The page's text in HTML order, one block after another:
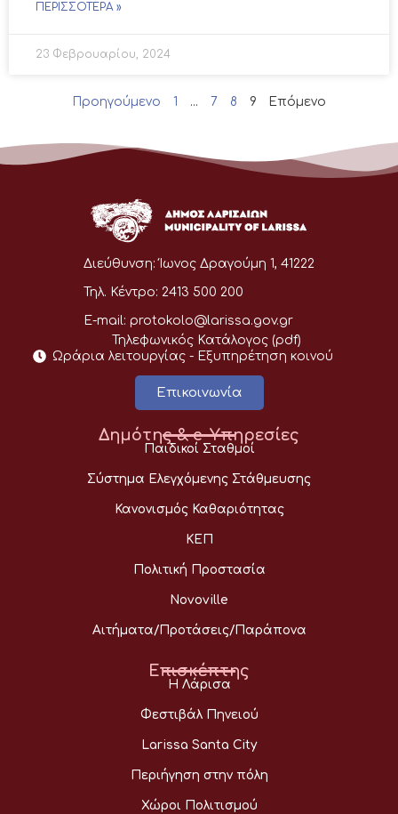
ΠΕΡΙΣΣΌΤΕΡΑ »
23 Φεβρουαρίου, 2024
Προηγούμενο 1 … 7 8 9 Επόμενο
Διεύθυνση: Ίωνος Δραγούμη 1, 41222
Τηλ. Κέντρο: 2413 500 200
E-mail: protokolo@larissa.gov.gr
Τηλεφωνικός Κατάλογος (pdf)
Ωράρια λειτουργίας - Eξυπηρέτηση κοινού
Επικοινωνία
Δημότης & e-Υπηρεσίες
Παιδικοί Σταθμοί
Σύστημα Ελεγχόμενης Στάθμευσης
Κανονισμός Καθαριότητας
ΚΕΠ
Πολιτική Προστασία
Novoville
Αιτήματα/Προτάσεις/Παράπονα
Επισκέπτης
Η Λάρισα
Φεστιβάλ Πηνειού
Larissa Santa City
Περιήγηση στην πόλη
Χώροι Πολιτισμού